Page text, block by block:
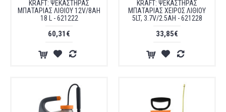
KRAFT: ΨΕΚΑΣΤΗΡΑΣ
ΜΠΑΤΑΡΙΑΣ ΛΙΘΙΟΥ 12V/8AH
18 L - 621222
60,31€
KRAFT: ΨΕΚΑΣΤΗΡΑΣ
ΜΠΑΤΑΡΙΑΣ ΧΕΙΡΟΣ ΛΙΘΙΟΥ
5LT, 3.7V/2.5AH - 621228
33,85€